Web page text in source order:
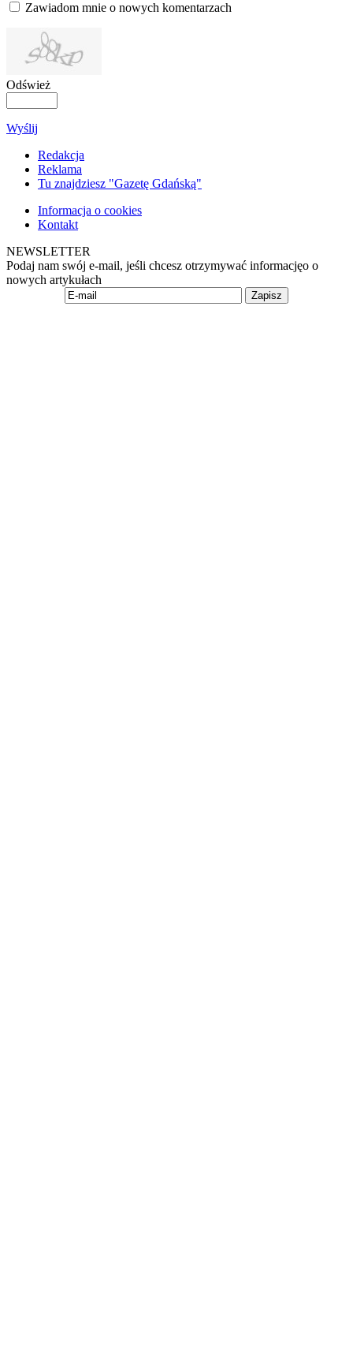
Zawiadom mnie o nowych komentarzach
Odśwież
Wyślij
Redakcja
Reklama
Tu znajdziesz "Gazetę Gdańską"
Informacja o cookies
Kontakt
NEWSLETTER
Podaj nam swój e-mail, jeśli chcesz otrzymywać informacjęo o
nowych artykułach
Zapisz